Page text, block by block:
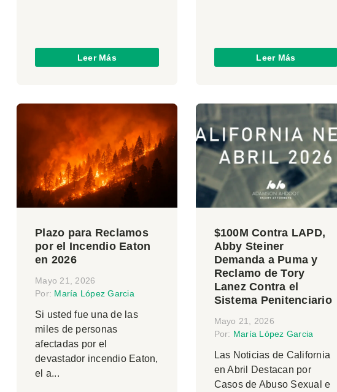
Leer Más Leer Más
Plazo para Reclamos
por el Incendio Eaton
en 2026
Mayo 21, 2026
Por: María López Garcia
Si usted fue una de las
miles de personas
afectadas por el
devastador incendio Eaton,
el a...
$100M Contra LAPD,
Abby Steiner
Demanda a Puma y
Reclamo de Tory
Lanez Contra el
Sistema Penitenciario
Mayo 21, 2026
Por: María López Garcia
Las Noticias de California
en Abril Destacan por
Casos de Abuso Sexual e